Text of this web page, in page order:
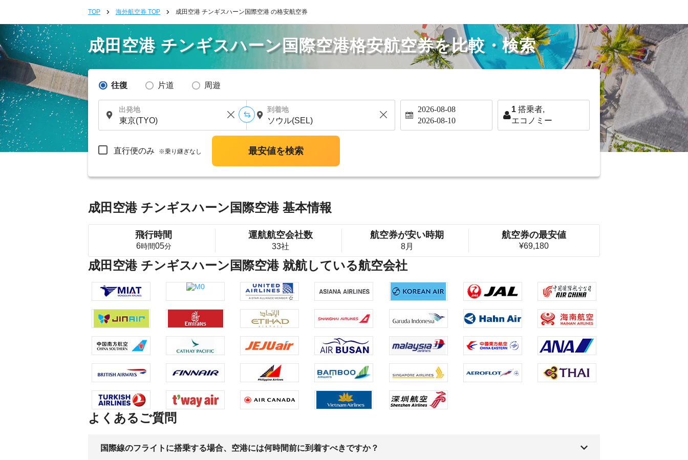
TOP 海外航空券 TOP 成田空港 チンギスハーン国際空港 の格安航空券
成田空港 チンギスハーン国際空港格安航空券を比較・検索
往復 片道 周遊
出発地 到着地 2026-08-08
2026-08-10
1 搭乗者,
エコノミー
直行便のみ ※乗り継ぎなし 最安値を検索
成田空港 チンギスハーン国際空港 基本情報
飛行時間
6時間05分
運航航空会社数
33社
航空券が安い時期
8月
航空券の最安値
¥69,180
成田空港 チンギスハーン国際空港 就航している航空会社
よくあるご質問
国際線のフライトに搭乗する場合、空港には何時間前に到着すべきですか？